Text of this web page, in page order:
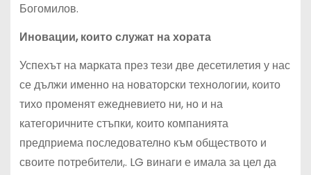
Богомилов.
Иновации, които служат на хората
Успехът на марката през тези две десетилетия у нас
се дължи именно на новаторски технологии, които
тихо променят ежедневието ни, но и на
категоричните стъпки, които компанията
предприема последователно към обществото и
своите потребители,. LG винаги е имала за цел да